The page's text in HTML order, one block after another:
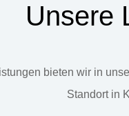
Unsere
bieten wir in
Standort in